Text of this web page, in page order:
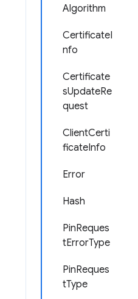
Algorithm
CertificateI
nfo
Certificate
sUpdateRe
quest
ClientCerti
ficateInfo
Error
Hash
PinReques
tErrorType
PinReques
tType